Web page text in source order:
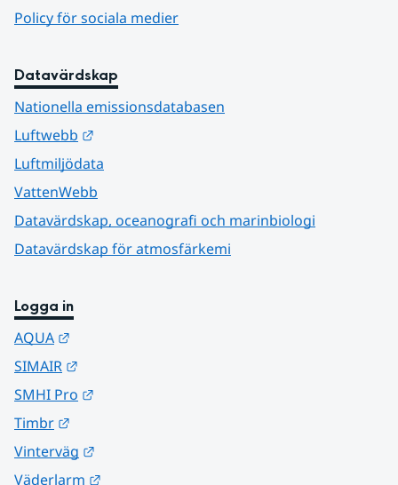
Policy för sociala medier
Datavärdskap
Nationella emissionsdatabasen
Luftwebb
Luftmiljödata
VattenWebb
Datavärdskap, oceanografi och marinbiologi
Datavärdskap för atmosfärkemi
Logga in
AQUA
SIMAIR
SMHI Pro
Timbr
Vinterväg
Väderlarm